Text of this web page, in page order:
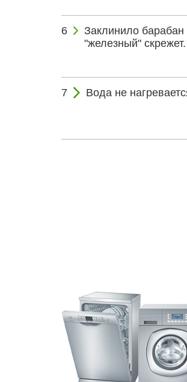
Заклинило
"железный" скрежет.
Вода не